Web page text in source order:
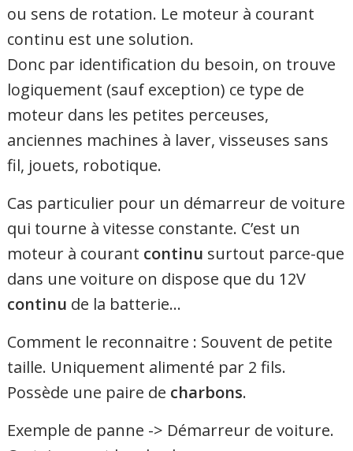
ou sens de rotation. Le moteur à courant
continu est une solution.
Donc par identification du besoin, on trouve
logiquement (sauf exception) ce type de
moteur dans les petites perceuses,
anciennes machines à laver, visseuses sans
fil, jouets, robotique.
Cas particulier pour un démarreur de voiture
qui tourne à vitesse constante. C’est un
moteur à courant continu surtout parce-que
dans une voiture on dispose que du 12V
continu de la batterie…
Comment le reconnaitre : Souvent de petite
taille. Uniquement alimenté par 2 fils.
Possède une paire de charbons.
Exemple de panne -> Démarreur de voiture.